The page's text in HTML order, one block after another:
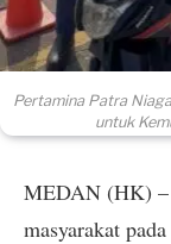
Pertamina Patra
untuk
MEDAN (HK) –
masyarakat